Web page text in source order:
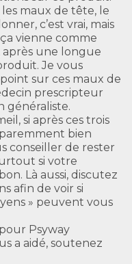
maux de tête, le
c’est vrai, mais
vienne comme
une longue
Je vous
sur ces maux de
prescripteur
généraliste.
si après ces trois
bien
conseiller de rester
si votre
Là aussi, discutez
afin de voir si
» peuvent vous
Psyway
a aidé, soutenez